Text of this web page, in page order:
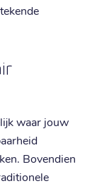
waar jouw
Bovendien